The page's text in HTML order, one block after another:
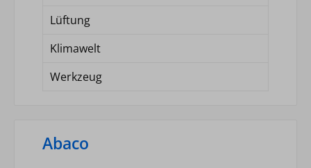
Lüftung
Klimawelt
Werkzeug
Abaco